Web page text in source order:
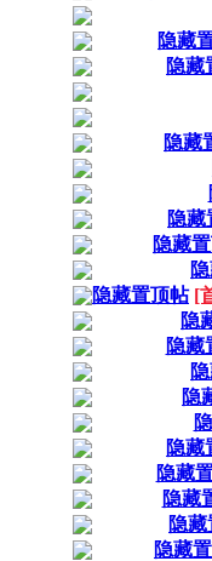
隐藏
隐藏
隐藏
隐藏
隐藏
隐藏置顶帖 [
隐
隐藏
隐
隐藏
隐藏
隐藏
隐
隐藏